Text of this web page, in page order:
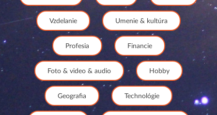
Vzdelanie Umenie & kultúra
Profesia Financie
Foto & video & audio Hobby
Geografia Technológie